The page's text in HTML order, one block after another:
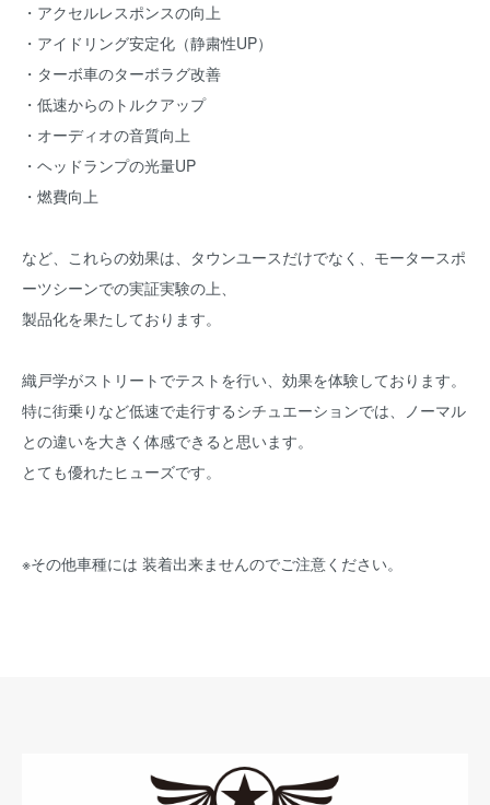
・アクセルレスポンスの向上
・アイドリング安定化（静粛性UP）
・ターボ車のターボラグ改善
・低速からのトルクアップ
・オーディオの音質向上
・ヘッドランプの光量UP
・燃費向上
など、これらの効果は、タウンユースだけでなく、モータースポ
ーツシーンでの実証実験の上、
製品化を果たしております。
織戸学がストリートでテストを行い、効果を体験しております。
特に街乗りなど低速で走行するシチュエーションでは、ノーマル
との違いを大きく体感できると思います。
とても優れたヒューズです。
※その他車種には 装着出来ませんのでご注意ください。